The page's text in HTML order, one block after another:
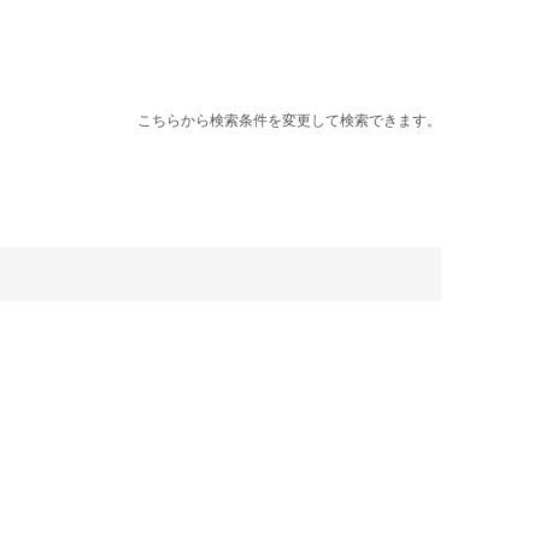
こちらから検索条件を変更して検索できます。